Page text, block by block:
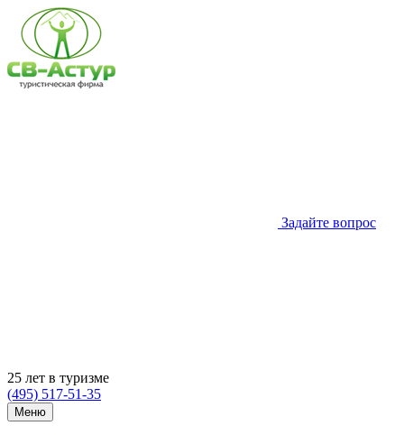
Задайте вопрос
25 лет в туризме
(495) 517-51-35
Меню